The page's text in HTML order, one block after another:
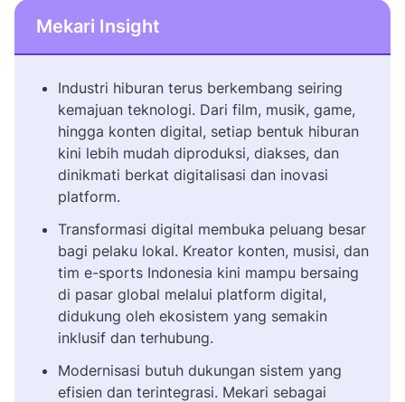
Mekari Insight
Industri hiburan terus berkembang seiring
kemajuan teknologi. Dari film, musik, game,
hingga konten digital, setiap bentuk hiburan
kini lebih mudah diproduksi, diakses, dan
dinikmati berkat digitalisasi dan inovasi
platform.
Transformasi digital membuka peluang besar
bagi pelaku lokal. Kreator konten, musisi, dan
tim e-sports Indonesia kini mampu bersaing
di pasar global melalui platform digital,
didukung oleh ekosistem yang semakin
inklusif dan terhubung.
Modernisasi butuh dukungan sistem yang
efisien dan terintegrasi. Mekari sebagai